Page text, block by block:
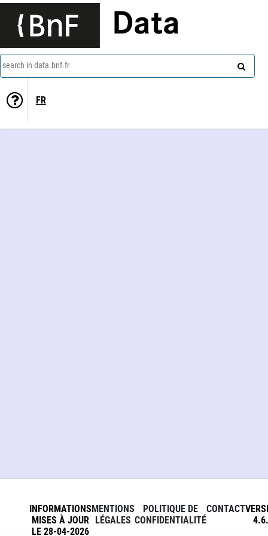
Data
search in data.bnf.fr
FR
INFORMATIONS
MISES À JOUR
LE 28-04-2026
MENTIONS
LÉGALES
POLITIQUE DE
CONFIDENTIALITÉ
CONTACT